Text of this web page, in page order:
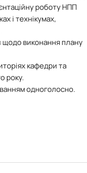
роботу НПП
і технікумах,
щодо виконання плану
кафедри та
року.
одноголосно.